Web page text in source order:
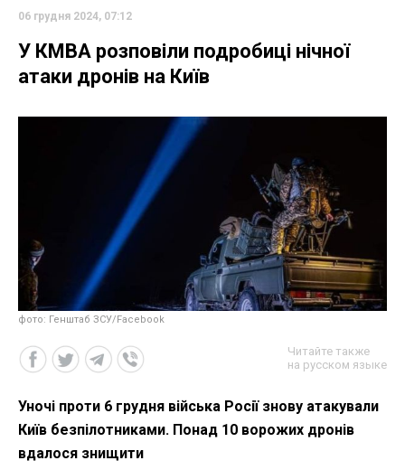
06 грудня 2024, 07:12
У КМВА розповіли подробиці нічної
атаки дронів на Київ
фото: Генштаб ЗСУ/Facebook
Читайте также
на русском языке
Уночі проти 6 грудня війська Росії знову атакували
Київ безпілотниками. Понад 10 ворожих дронів
вдалося знищити